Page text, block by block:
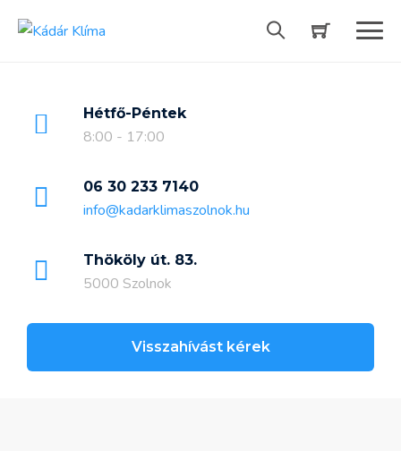
Hétfő-Péntek
8:00 - 17:00
06 30 233 7140
info@kadarklimaszolnok.hu
Thököly út. 83.
5000 Szolnok
Visszahívást kérek